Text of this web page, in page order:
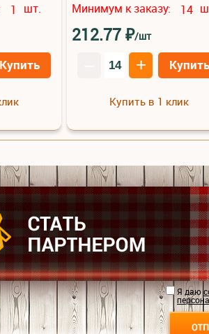
1 шт.
Купить
Минимум к заказу: 14
212.77₽/шт
+ Купить
Купить в 1 клик
Я даю